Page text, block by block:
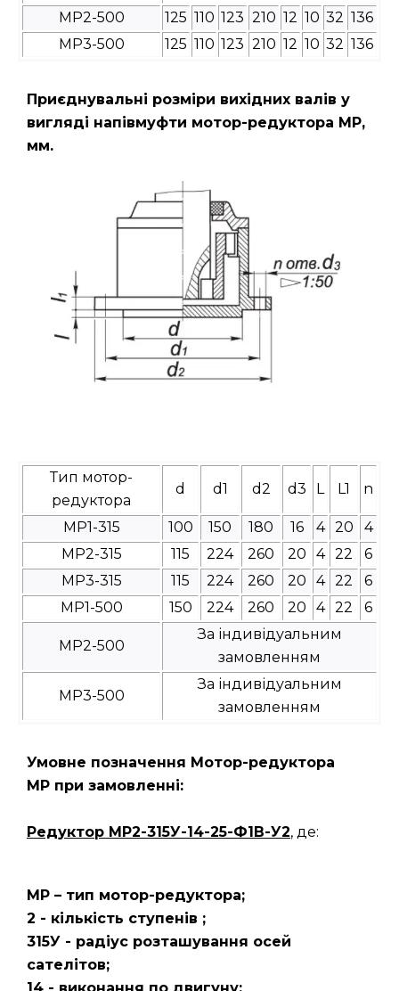
МР2-500
125 110 123 210 12 10 32 136
МР3-500
125 110 123 210 12 10 32 136
Приєднувальні розміри вихідних валів у
вигляді напівмуфти мотор-редуктора МР,
мм.
Тип мотор-
редуктора
d d1 d2 d3 L L1 n
МР1-315 100 150 180 16 4 20
4
МР2-315
115 224 260 20 4 22
6
МР3-315
115 224 260 20 4 22
6
МР1-500
150 224 260 20 4 22 6
МР2-500
За індивідуальним
замовленням
МР3-500
За індивідуальним
замовленням
Умовне позначення Мотор-редуктора
МР при замовленні:
Редуктор МР2-315У-14-25-Ф1В-У2, де:
МР – тип мотор-редуктора;
2 - кількість ступенів ;
315У - радіус розташування осей
сателітов;